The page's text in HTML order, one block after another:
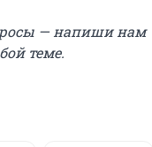
— напиши нам
теме.